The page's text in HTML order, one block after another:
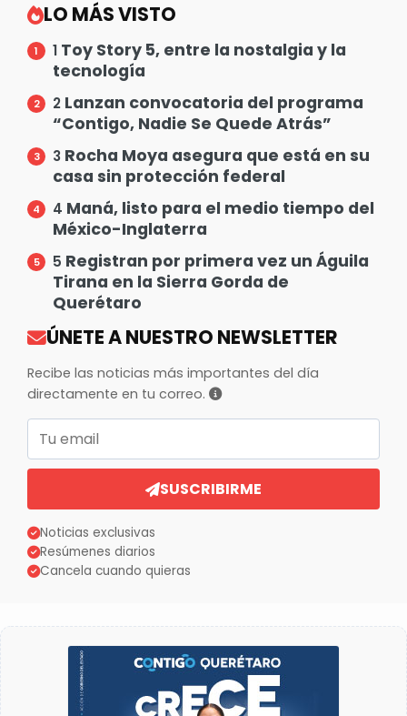
LO MÁS VISTO
1 Toy Story 5, entre la nostalgia y la
tecnología
2 Lanzan convocatoria del programa
“Contigo, Nadie Se Quede Atrás”
3 Rocha Moya asegura que está en su
casa sin protección federal
4 Maná, listo para el medio tiempo del
México-Inglaterra
5 Registran por primera vez un Águila
Tirana en la Sierra Gorda de
Querétaro
ÚNETE A NUESTRO NEWSLETTER
Recibe las noticias más importantes del día
directamente en tu correo.
Correo electrónico
SUSCRIBIRME
Noticias exclusivas
Resúmenes diarios
Cancela cuando quieras